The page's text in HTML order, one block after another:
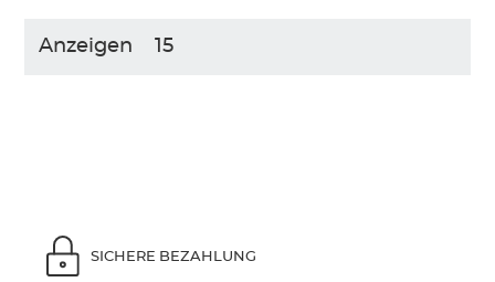
Anzeigen
SICHERE BEZAHLUNG